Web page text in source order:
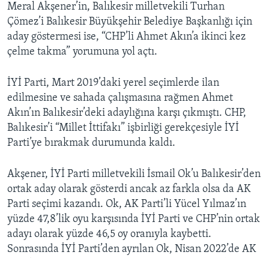
Meral Akşener’in, Balıkesir milletvekili Turhan
Çömez’i Balıkesir Büyükşehir Belediye Başkanlığı için
aday göstermesi ise, “CHP’li Ahmet Akın’a ikinci kez
çelme takma” yorumuna yol açtı.
İYİ Parti, Mart 2019’daki yerel seçimlerde ilan
edilmesine ve sahada çalışmasına rağmen Ahmet
Akın’ın Balıkesir’deki adaylığına karşı çıkmıştı. CHP,
Balıkesir’i “Millet İttifakı” işbirliği gerekçesiyle İYİ
Parti’ye bırakmak durumunda kaldı.
Akşener, İYİ Parti milletvekili İsmail Ok’u Balıkesir’den
ortak aday olarak gösterdi ancak az farkla olsa da AK
Parti seçimi kazandı. Ok, AK Parti’li Yücel Yılmaz’ın
yüzde 47,8’lik oyu karşısında İYİ Parti ve CHP’nin ortak
adayı olarak yüzde 46,5 oy oranıyla kaybetti.
Sonrasında İYİ Parti’den ayrılan Ok, Nisan 2022’de AK